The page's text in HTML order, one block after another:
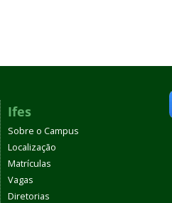
Ifes
Sobre o Campus
Localização
Matrículas
Vagas
Diretorias